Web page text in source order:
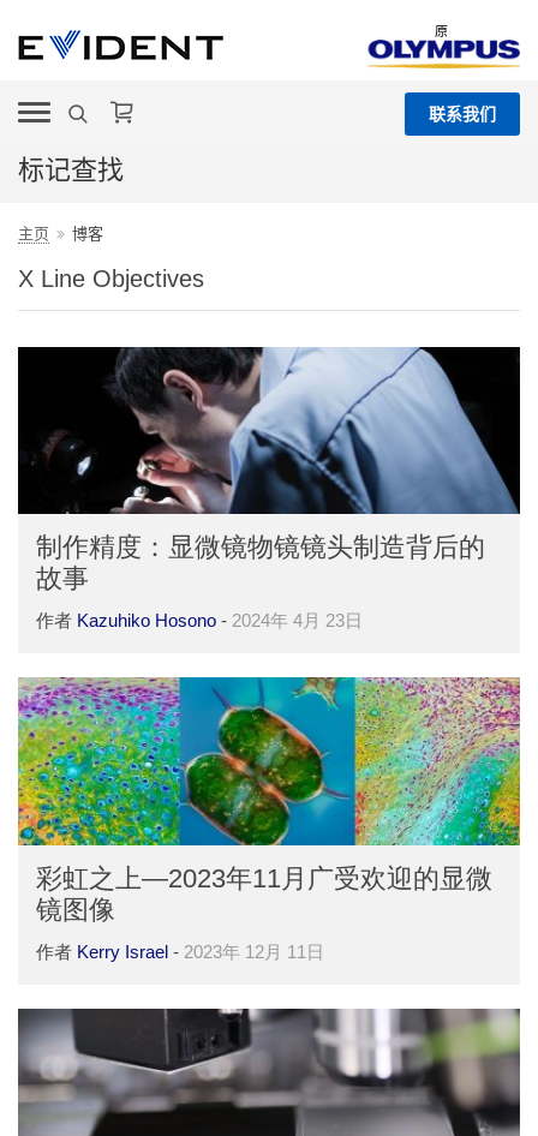
原
联系我们
标记查找
主页 博客
X Line Objectives
制作精度：显微镜物镜镜头制造背后的
故事
作者 Kazuhiko Hosono - 2024年 4月 23日
彩虹之上—2023年11月广受欢迎的显微
镜图像
作者 Kerry Israel - 2023年 12月 11日